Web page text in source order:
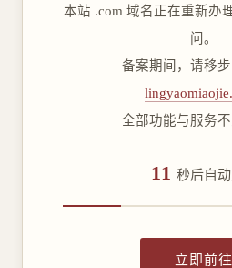
本站 .com 域名正在重新办
问。
备案期间，请移
全部功能与服务不
11 秒后自
立即前往